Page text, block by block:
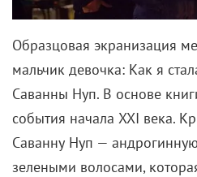
Образцовая экранизация
мальчик девочка: Как я
Саванны Нуп. В основе
события начала XXI века.
Саванну Нуп —
зелеными волосами,